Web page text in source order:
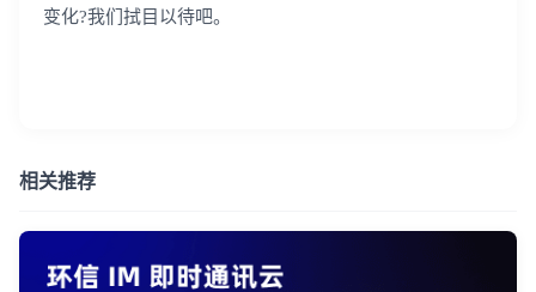
变化?我们拭目以待吧。
相关推荐